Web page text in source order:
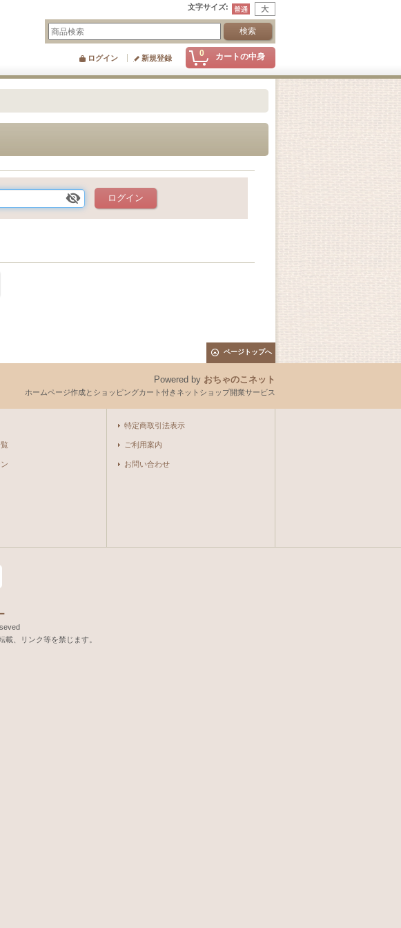
文字サイズ:
0 カートの中身
ログイン 新規登録
ページトップへ
Powered by おちゃのこネット
ホームページ作成とショッピングカート付きネットショップ開業サービス
特定商取引法表示
ご利用案内
お問い合わせ
、リンク等を禁じます。